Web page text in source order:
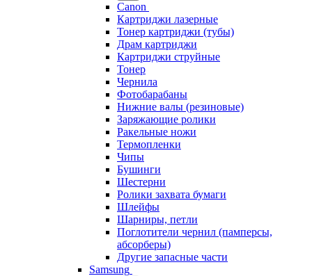
Canon
Картриджи лазерные
Тонер картриджи (тубы)
Драм картриджи
Картриджи струйные
Тонер
Чернила
Фотобарабаны
Нижние валы (резиновые)
Заряжающие ролики
Ракельные ножи
Термопленки
Чипы
Бушинги
Шестерни
Ролики захвата бумаги
Шлейфы
Шарниры, петли
Поглотители чернил (памперсы,
абсорберы)
Другие запасные части
Samsung